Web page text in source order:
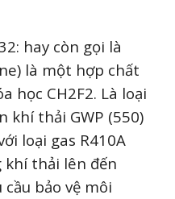
hay còn gọi là
là một hợp chất
học CH2F2. Là loại
khí thải GWP (550)
loại gas R410A
khí thải lên đến
bảo vệ môi